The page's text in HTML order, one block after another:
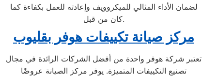
لضمان الأداء المثالي للميكروويف وإعادته للعمل بكفاءة كما
كان من قبل.
مركز صيانة تكييفات هوفر بقليوب
تعتبر شركة هوفر واحدة من أفضل الشركات الرائدة في مجال
تصنيع التكييفات المتميزة. يوفر مركز الصيانة عروضًا